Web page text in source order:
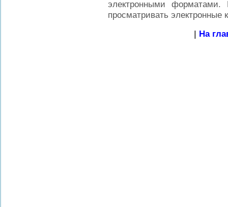
электронными
просматривать электронные
| На